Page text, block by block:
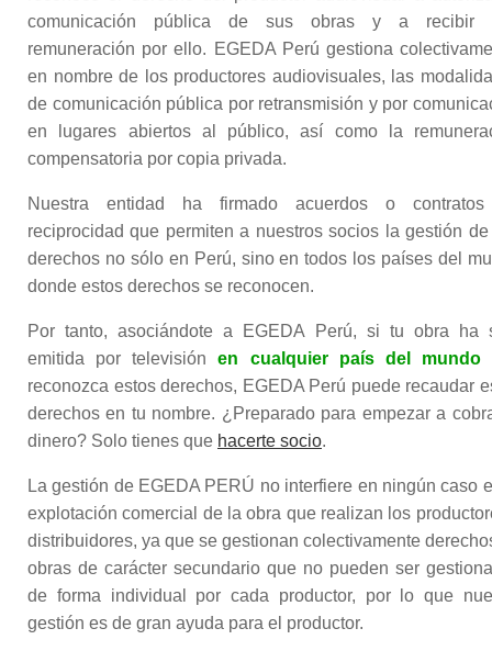
comunicación pública de sus obras y a recibir
remuneración por ello. EGEDA Perú gestiona
en nombre de los productores audiovisuales, las
de comunicación pública por retransmisión y por
en lugares abiertos al público, así como la
compensatoria por copia privada.
Nuestra entidad ha firmado acuerdos o
reciprocidad que permiten a nuestros socios la gestión
derechos no sólo en Perú, sino en todos los países del
donde estos derechos se reconocen.
Por tanto, asociándote a EGEDA Perú, si tu obra ha
emitida por televisiónen cualquier país del mundo
reconozca estos derechos, EGEDA Perú puede recaudar
derechos en tu nombre. ¿Preparado para empezar a
dinero? Solo tienes que hacerte socio.
La gestión de EGEDA PERÚ no interfiere en ningún caso
explotación comercial de la obra que realizan los
distribuidores, ya que se gestionan colectivamente
obras de carácter secundario que no pueden ser
de forma individual por cada productor, por lo que
gestión es de gran ayuda para el productor.